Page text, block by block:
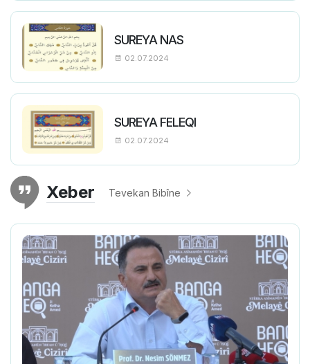
SUREYA NAS
02.07.2024
SUREYA FELEQI
02.07.2024
Xeber Tevekan Bibîne